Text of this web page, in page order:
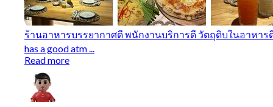
ร้านอาหารบรรยากาศดี พนักงานบริการดี วัตถุดิบในอาหา
has a good atm ...
Read more